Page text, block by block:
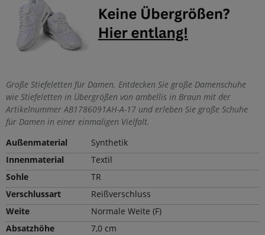
Große Stiefeletten für Damen. Entdecken Sie große Damenschuhe
wie Stiefeletten in Übergrößen von ambellis in Braun mit der
Artikelnummer AB1786091AH-A-17 und erleben Sie große Schuhe
für Damen in einer einmaligen Vielfalt.
Außenmaterial
Synthetik
Innenmaterial
Textil
Sohle
TR
Verschlussart
Reißverschluss
Weite
Normale Weite (F)
Absatzhöhe
7,0 cm